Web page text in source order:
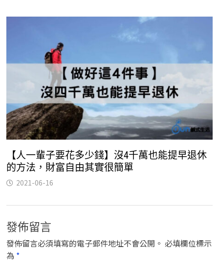
【人一輩子要花多少錢】沒4千萬也能提早退休
的方法，財富自由其實很簡單
2021-06-16
發佈留言
發佈留言必須填寫的電子郵件地址不會公開。 必填欄位標示
為 *